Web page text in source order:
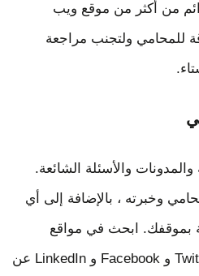
من أكثر من موقع ويب
للمحامي ولتجنب مراجعة
والأسئلة الشائعة.
وخبرته ، بالإضافة إلى أي
بموقفك. ابحث في مواقع
التواصل الاجتماعي مثل Twitter و Facebook و LinkedIn عن